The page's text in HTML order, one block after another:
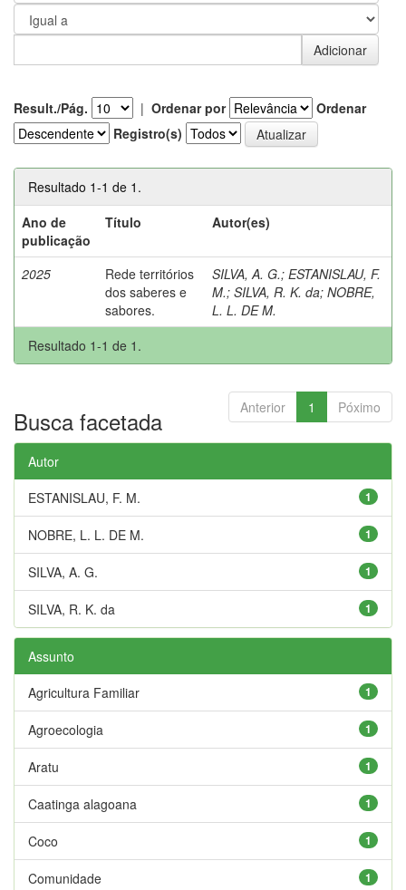
Result./Pág. | Ordenar por
Ordenar
Registro(s)
Resultado 1-1 de 1.
Ano de
publicação
Título Autor(es)
2025
Rede territórios
dos saberes e
sabores.
SILVA, A. G.; ESTANISLAU, F.
M.; SILVA, R. K. da; NOBRE,
L. L. DE M.
Resultado 1-1 de 1.
Anterior 1 Póximo
Busca facetada
Autor
1
ESTANISLAU, F. M.
1
NOBRE, L. L. DE M.
1
SILVA, A. G.
1
SILVA, R. K. da
Assunto
1
Agricultura Familiar
1
Agroecologia
1
Aratu
1
Caatinga alagoana
1
Coco
1
Comunidade